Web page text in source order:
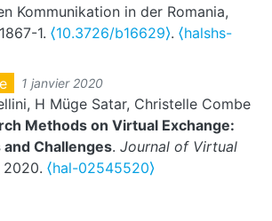
Kommunikation in der Romania,
1. ⟨10.3726/b16629⟩. ⟨halshs-
1 janvier 2020
H Müge Satar, Christelle Combe
Methods on Virtual Exchange:
Challenges. Journal of Virtual
2020. ⟨hal-02545520⟩